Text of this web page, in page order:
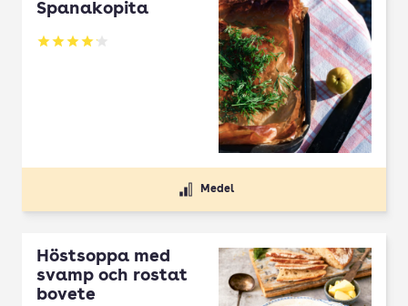
Spanakopita
Betyg: 4.1 av 5
Medel
Höstsoppa med
svamp och rostat
bovete